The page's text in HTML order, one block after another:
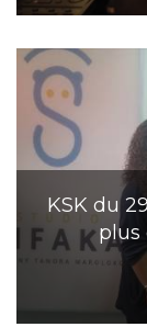
KSK du
plus